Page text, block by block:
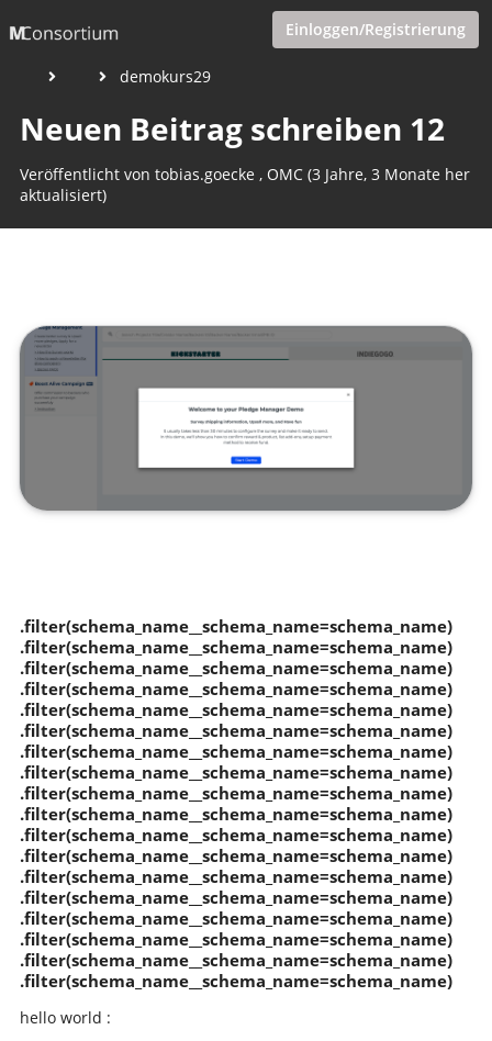
Einloggen/Registrierung
demokurs29
Neuen Beitrag schreiben 12
Veröffentlicht von tobias.goecke , OMC(3 Jahre, 3 Monate her
aktualisiert)
.filter(schema_name__schema_name=schema_name)
.filter(schema_name__schema_name=schema_name)
.filter(schema_name__schema_name=schema_name)
.filter(schema_name__schema_name=schema_name)
.filter(schema_name__schema_name=schema_name)
.filter(schema_name__schema_name=schema_name)
.filter(schema_name__schema_name=schema_name)
.filter(schema_name__schema_name=schema_name)
.filter(schema_name__schema_name=schema_name)
.filter(schema_name__schema_name=schema_name)
.filter(schema_name__schema_name=schema_name)
.filter(schema_name__schema_name=schema_name)
.filter(schema_name__schema_name=schema_name)
.filter(schema_name__schema_name=schema_name)
.filter(schema_name__schema_name=schema_name)
.filter(schema_name__schema_name=schema_name)
.filter(schema_name__schema_name=schema_name)
.filter(schema_name__schema_name=schema_name)
hello world :